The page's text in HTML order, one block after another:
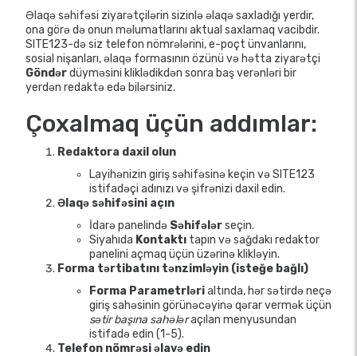
Əlaqə səhifəsi ziyarətçilərin sizinlə əlaqə saxladığı yerdir,
ona görə də onun məlumatlarını aktual saxlamaq vacibdir.
SITE123-də siz telefon nömrələrini, e-poçt ünvanlarını,
sosial nişanları, əlaqə formasının özünü və hətta ziyarətçi
Göndərdüyməsini kliklədikdən sonra baş verənləri bir
yerdən redaktə edə bilərsiniz.
Çoxalmaq üçün addımlar:
Redaktora daxil olun
Layihənizin giriş səhifəsinə keçin və SITE123
istifadəçi adınızı və şifrənizi daxil edin.
Əlaqə səhifəsini açın
İdarə panelində Səhifələrseçin.
Siyahıda Kontaktı tapın və sağdakı redaktor
panelini açmaq üçün üzərinə klikləyin.
Forma tərtibatını tənzimləyin (isteğe bağlı)
Forma Parametrlərialtında, hər sətirdə neçə
giriş sahəsinin görünəcəyinə qərar vermək üçün
sətir başına sahələraçılan menyusundan
istifadə edin (1-5).
Telefon nömrəsi əlavə edin